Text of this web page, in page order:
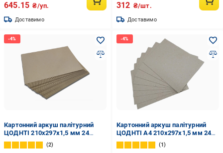
645.15 ₴/уп.
Доставимо
312 ₴/шт.
Доставимо
Картонний аркуш палітурний
ЦОДНТІ 210х297х1,5 мм 24
аркушів (КPL-210/297-1,5-24-3)
2
Картонний аркуш палітурний
ЦОДНТІ А4 210х297х1,5 мм 24
аркушів Бурий (КPL-210/297-1,5-
24-5)
1